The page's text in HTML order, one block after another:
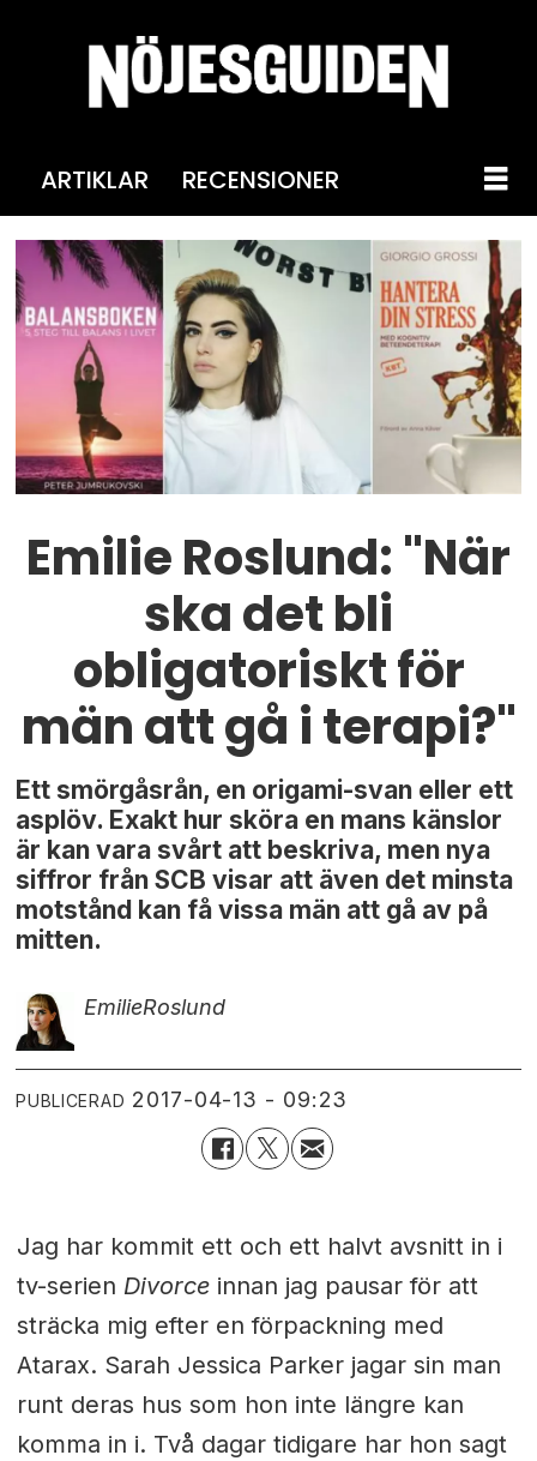
ARTIKLAR RECENSIONER
Emilie Roslund: "När
ska det bli
obligatoriskt för
män att gå i terapi?"
Ett smörgåsrån, en origami-svan eller ett
asplöv. Exakt hur sköra en mans känslor
är kan vara svårt att beskriva, men nya
siffror från SCB visar att även det minsta
motstånd kan få vissa män att gå av på
mitten.
EmilieRoslund
PUBLICERAD 2017-04-13 - 09:23
Jag har kommit ett och ett halvt avsnitt in i
tv-serien Divorceinnan jag pausar för att
sträcka mig efter en förpackning med
Atarax. Sarah Jessica Parker jagar sin man
runt deras hus som hon inte längre kan
komma in i. Två dagar tidigare har hon sagt